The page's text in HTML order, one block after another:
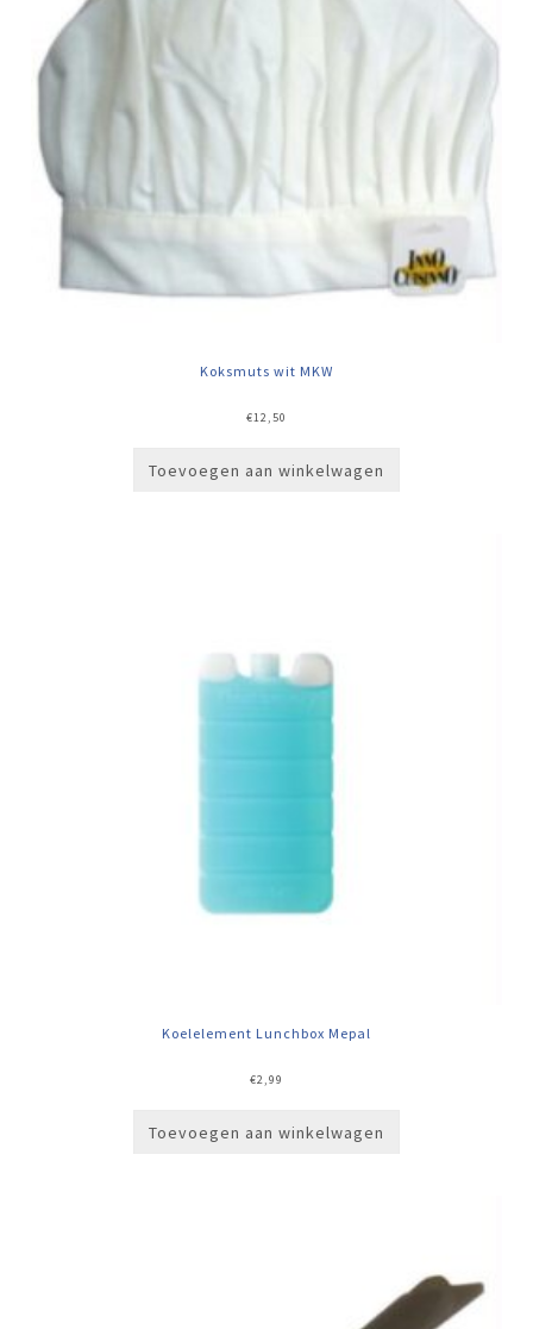
Koksmuts wit MKW
€12,50
Toevoegen aan winkelwagen
Koelelement Lunchbox Mepal
€2,99
Toevoegen aan winkelwagen